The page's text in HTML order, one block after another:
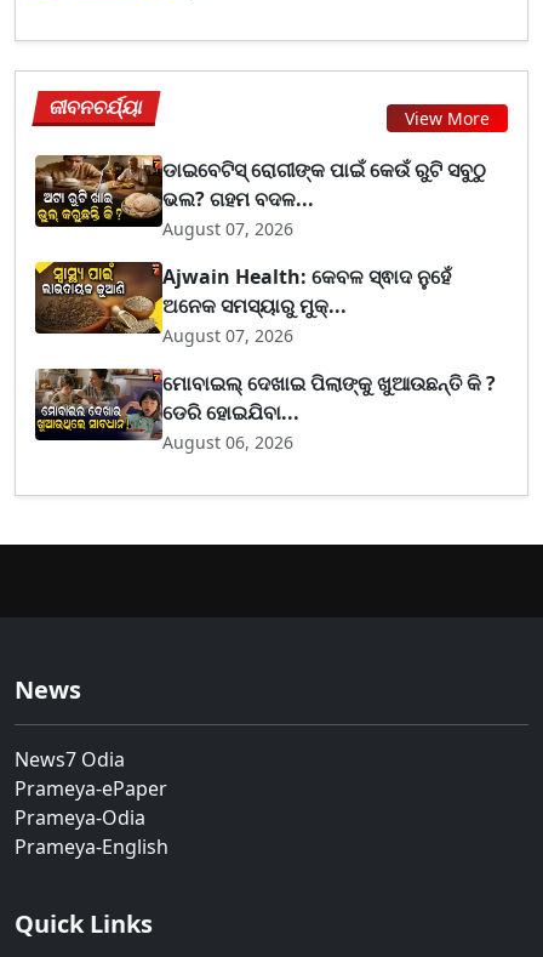
ଜୀବନଚର୍ଯ୍ୟା View More
ଡାଇବେଟିସ୍ ରୋଗୀଙ୍କ ପାଇଁ କେଉଁ ରୁଟି ସବୁଠୁ
ଭଲ? ଗହମ ବଦଳ...
August 07, 2026
Ajwain Health: କେବଳ ସ୍ଵାଦ ନୁହେଁ
ଅନେକ ସମସ୍ୟାରୁ ମୁକ୍...
August 07, 2026
ମୋବାଇଲ୍ ଦେଖାଇ ପିଲାଙ୍କୁ ଖୁଆଉଛନ୍ତି କି ?
ଡେରି ହୋଇଯିବା...
August 06, 2026
News
News7 Odia
Prameya-ePaper
Prameya-Odia
Prameya-English
Quick Links